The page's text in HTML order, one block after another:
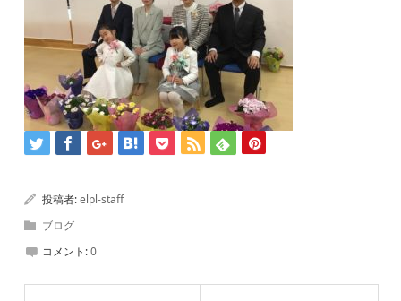
投稿者:elpl-staff
ブログ
コメント:0